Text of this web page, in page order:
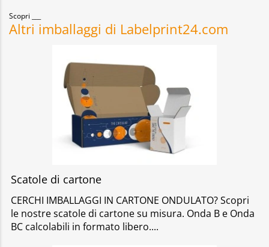
Scopri
Altri imballaggi di Labelprint24.com
Scatole di cartone
CERCHI IMBALLAGGI IN CARTONE ONDULATO? Scopri
le nostre scatole di cartone su misura. Onda B e Onda
BC calcolabili in formato libero.